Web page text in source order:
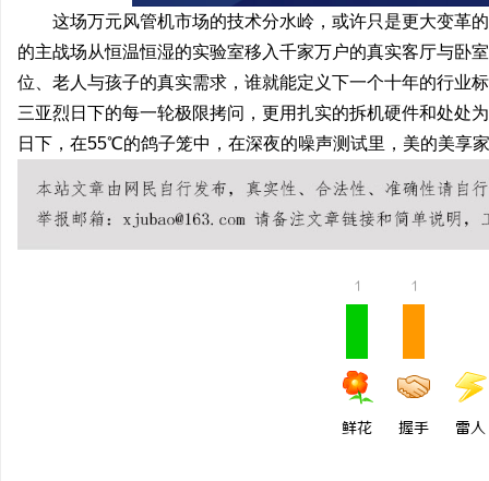
这场万元风管机市场的技术分水岭，或许只是更大变革
的主战场从恒温恒湿的实验室移入千家万户的真实客厅与卧
位、老人与孩子的真实需求，谁就能定义下一个十年的行业
三亚烈日下的每一轮极限拷问，更用扎实的拆机硬件和处处
日下，在55℃的鸽子笼中，在深夜的噪声测试里，美的美享
1
鲜花
1
握手 雷人